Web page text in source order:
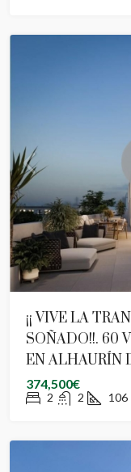
¡¡ VIVE LA
SOÑADO!!. 60
EN ALHAURÍN
374,500€
2 2 106